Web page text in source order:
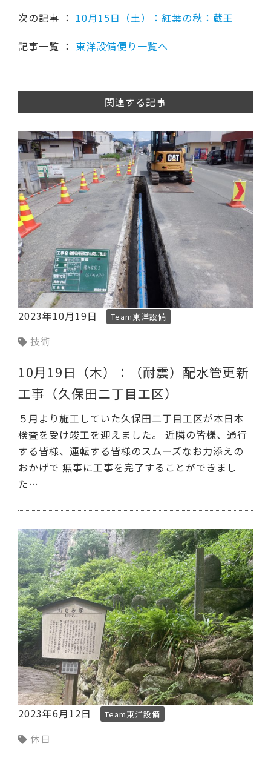
次の記事 ： 10月15日（土）：紅葉の秋：蔵王
記事一覧 ： 東洋設備便り一覧へ
関連する記事
2023年10月19日 Team東洋設備
技術
10月19日（木）：（耐震）配水管更新
工事（久保田二丁目工区）
５月より施工していた久保田二丁目工区が本日本
検査を受け竣工を迎えました。 近隣の皆様、通行
する皆様、運転する皆様のスムーズなお力添えの
おかげで 無事に工事を完了することができまし
た…
2023年6月12日 Team東洋設備
休日